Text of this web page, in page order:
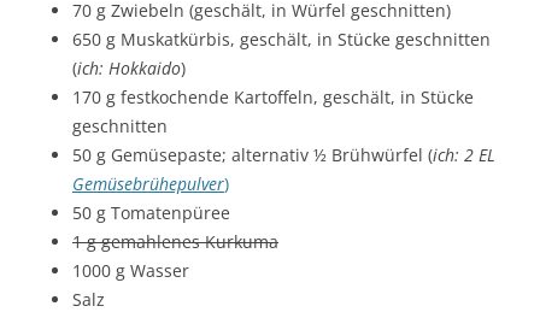
70 g Zwiebeln (geschält, in Würfel geschnitten)
650 g Muskatkürbis, geschält, in Stücke geschnitten
(ich: Hokkaido)
170 g festkochende Kartoffeln, geschält, in Stücke
geschnitten
50 g Gemüsepaste; alternativ ½ Brühwürfel (ich: 2 EL
Gemüsebrühepulver)
50 g Tomatenpüree
1 g gemahlenes Kurkuma
1000 g Wasser
Salz